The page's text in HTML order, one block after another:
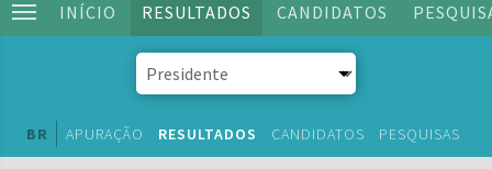
INÍCIO RESULTADOS CANDIDATOS
BR APURAÇÃO RESULTADOS CANDIDATOS PESQUISAS